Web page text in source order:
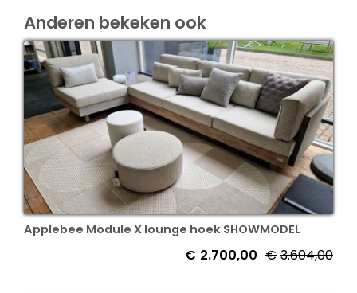
Anderen bekeken ook
Applebee Module X lounge hoek SHOWMODEL
€ 3.604,00
€ 2.700,00